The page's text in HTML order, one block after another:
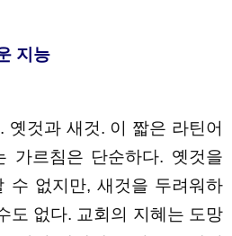
지능
옛것과 새것. 이 짧은 라틴어
가르침은 단순하다. 옛것을
수 없지만, 새것을 두려워하
도 없다. 교회의 지혜는 도망